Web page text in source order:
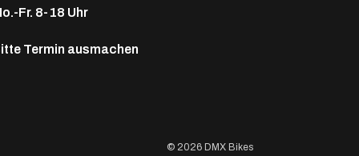
Fr. 8-18 Uhr
Termin ausmachen
© 2026 DMX Bikes